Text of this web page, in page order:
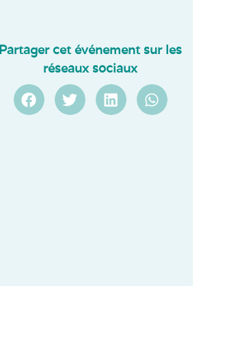
Partager cet événement sur les
réseaux sociaux